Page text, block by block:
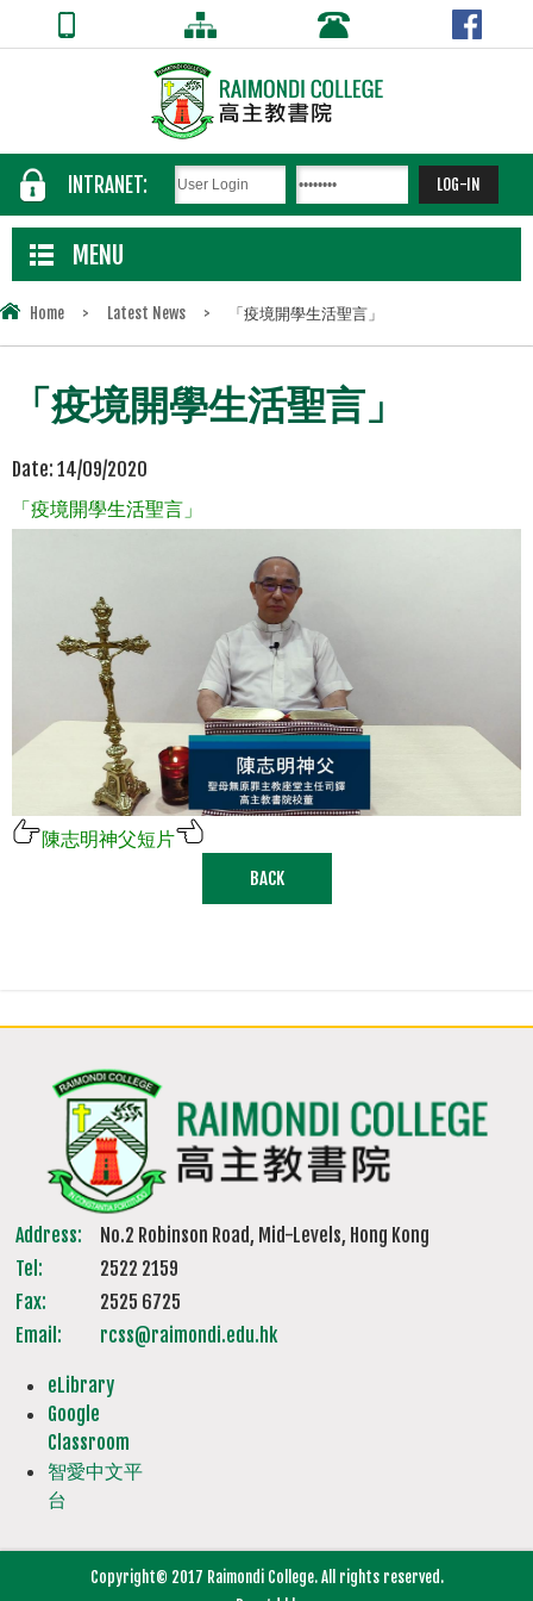
INTRANET:
MENU
Home > Latest News > 「疫境開學生活聖言」
「疫境開學生活聖言」
Date: 14/09/2020
「疫境開學生活聖言」
陳志明神父短 片
BACK
Address:
No.2 Robinson Road, Mid-Levels, Hong Kong
Tel:
2522 2159
Fax:
2525 6725
Email:
rcss@raimondi.edu.hk
eLibrary
Google
Classroom
智愛中文平
台
Copyright© 2017 Raimondi College. All rights reserved.